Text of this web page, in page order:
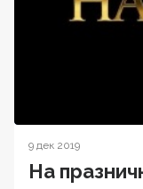
9 дек 2019
На